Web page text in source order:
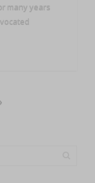
many years